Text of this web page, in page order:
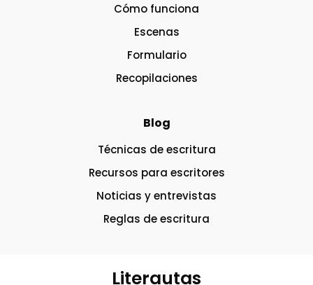
Cómo funciona
Escenas
Formulario
Recopilaciones
Blog
Técnicas de escritura
Recursos para escritores
Noticias y entrevistas
Reglas de escritura
Literautas